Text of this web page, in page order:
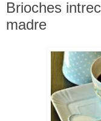
Brioches
madre